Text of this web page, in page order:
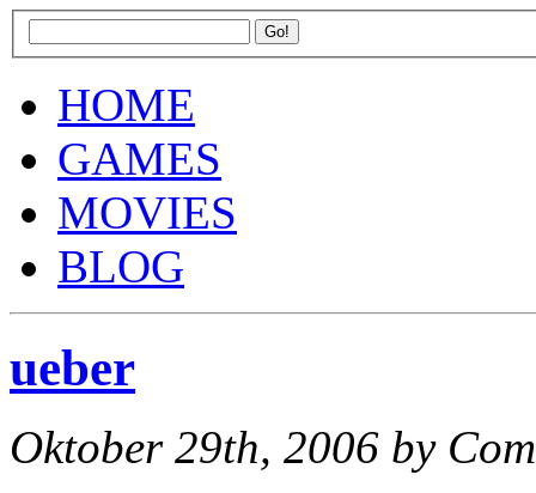
HOME
GAMES
MOVIES
BLOG
ueber
Oktober 29th, 2006 by